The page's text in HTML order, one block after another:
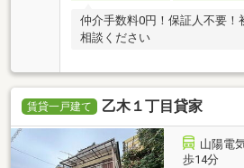
仲介手数料0円！保証人不要！
相談ください
賃貸一戸建て 乙木１丁目貸家
山陽電
歩14分